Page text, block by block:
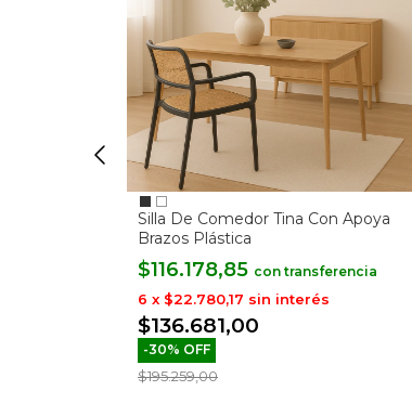
Silla De Comedor Tina Con Apoya
Brazos Plástica
$116.178,85 con
$136.681,00
-30% OFF
$195.259,00
6 x $22.780,17 sin interés